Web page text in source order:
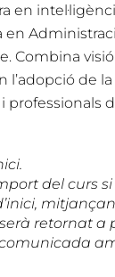
en
Combina
de
professionals
del curs
serà retornata